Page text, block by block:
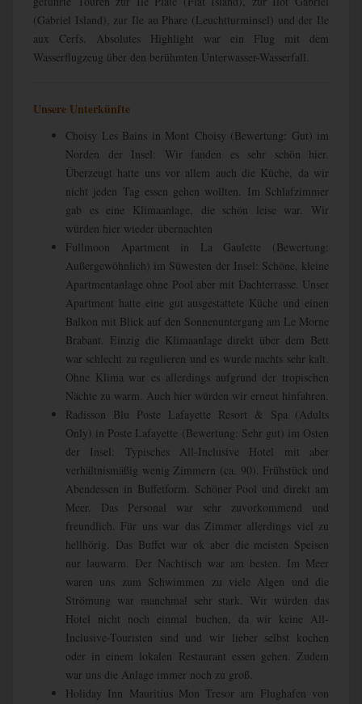
(Gabriel Island), zur Ile au Phare (Leuchtturminsel) und der Ile
aux Cerfs. Absolutes Highlight war ein Flug mit dem
Wasserflugzeug über den berühmten Unterwasser-Wasserfall.
Unsere Unterkünfte
Choisy Les Bains in Mont Choisy (Bewertung: Gut) im
Norden der Insel: Wir fanden es sehr schön hier.
Überzeugt hatte uns vor allem auch die Küche, da wir
nicht jeden Tag essen gehen wollten. Im Schlafzimmer
gab es eine Klimaanlage, die schön leise war. Wir
würden hier wieder übernachten
Fullmoon Apartment in La Gaulette (Bewertung:
Außergewöhnlich) im Süwesten der Insel: Schöne, kleine
Apartmentanlage ohne Pool aber mit Dachterrasse. Unser
Apartment hatte eine gut ausgestattete Küche und einen
Balkon mit Blick auf den Sonnenuntergang am Le Morne
Brabant. Einzig die Klimaanlage direkt über dem Bett
war schlecht zu regulieren und es wurde nachts sehr kalt.
Ohne Klima war es allerdings aufgrund der tropischen
Nächte zu warm. Auch hier würden wir erneut hinfahren.
Radisson Blu Poste Lafayette Resort & Spa (Adults
Only) in Poste Lafayette (Bewertung: Sehr gut) im Osten
der Insel: Typisches All-Inclusive Hotel mit aber
verhältnismäßig wenig Zimmern (ca. 90). Frühstück und
Abendessen in Buffetform. Schöner Pool und direkt am
Meer. Das Personal war sehr zuvorkommend und
freundlich. Für uns war das Zimmer allerdings viel zu
hellhörig. Das Buffet war ok aber die meisten Speisen
nur lauwarm. Der Nachtisch war am besten. Im Meer
waren uns zum Schwimmen zu viele Algen und die
Strömung war manchmal sehr stark. Wir würden das
Hotel nicht noch einmal buchen, da wir keine All-
Inclusive-Touristen sind und wir lieber selbst kochen
oder in einem lokalen Restaurant essen gehen. Zudem
war uns die Anlage immer noch zu groß.
Holiday Inn Mauritius Mon Tresor am Flughafen von